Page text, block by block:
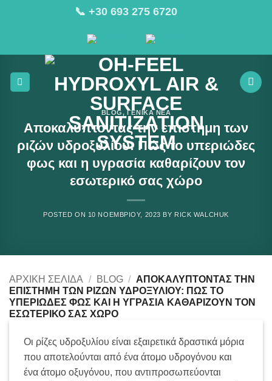
📞 +30 693 275 6720
BLOG,ΓΕΝΙΚΆ ΝΈΑ
Αποκαλύπτοντας την επιστήμη των
ριζών υδροξυλίου: Πώς το υπεριώδες
φως και η υγρασία καθαρίζουν τον
εσωτερικό σας χώρο
POSTED ON 10 ΝΟΕΜΒΡΊΟΥ, 2023 BY RICK WALCHUK
ΑΡΧΙΚΉ ΣΕΛΊΔΑ / BLOG / ΑΠΟΚΑΛΎΠΤΟΝΤΑΣ ΤΗΝ
ΕΠΙΣΤΉΜΗ ΤΩΝ ΡΙΖΏΝ ΥΔΡΟΞΥΛΊΟΥ: ΠΏΣ ΤΟ
ΥΠΕΡΙΏΔΕΣ ΦΩΣ ΚΑΙ Η ΥΓΡΑΣΊΑ ΚΑΘΑΡΊΖΟΥΝ ΤΟΝ
ΕΣΩΤΕΡΙΚΌ ΣΑΣ ΧΏΡΟ
Οι ρίζες υδροξυλίου είναι εξαιρετικά δραστικά μόρια
που αποτελούνται από ένα άτομο υδρογόνου και
ένα άτομο οξυγόνου, που αντιπροσωπεύονται